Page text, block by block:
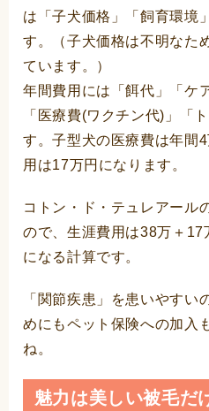
は「子犬価格」「飼育環境
す。（子犬価格は不明なた
ています。）
年間費用には「餌代」「ケ
「医療費(ワクチン代)」「
す。子型犬の医療費は年間
用は17万円になります。
コトン・ド・テュレアール
ので、生涯費用は38万＋
になる計算です。
「関節疾患」を患いやすい
めにもペット保険への加入
ね。
魅力は美しい被毛だ